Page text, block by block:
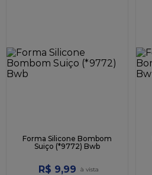
Forma Silicone Bombom
Suiço (*9772) Bwb
R$ 9,99